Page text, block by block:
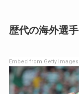
歴代の海外選手
Embed from Getty Images